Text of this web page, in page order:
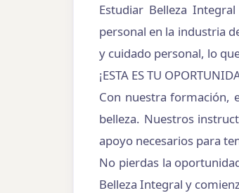
Estudiar Belleza
personal en la industria
y cuidado personal, lo
¡ESTA ES TU
Con nuestra formación,
belleza. Nuestros
apoyo necesarios para
No pierdas la
Belleza Integral y